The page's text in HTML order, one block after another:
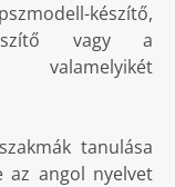
készítő,
vagy a
valamelyikét
tanulása
az angol nyelvet